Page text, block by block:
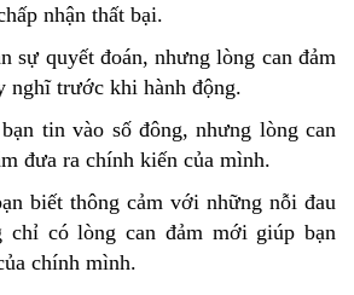
nhận thất bại.
sự quyết đoán, nhưng lòng can đảm
nghĩ trước khi hành động.
tin vào số đông, nhưng lòng can
đưa ra chính kiến của mình.
biết thông cảm với những nỗi đau
chỉ có lòng can đảm mới giúp bạn
chính mình.